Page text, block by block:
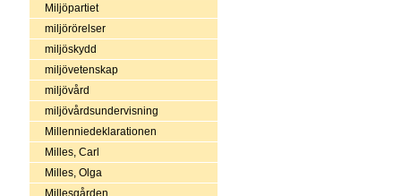
Miljöpartiet
miljörörelser
miljöskydd
miljövetenskap
miljövård
miljövårdsundervisning
Millenniedeklarationen
Milles, Carl
Milles, Olga
Millesgården